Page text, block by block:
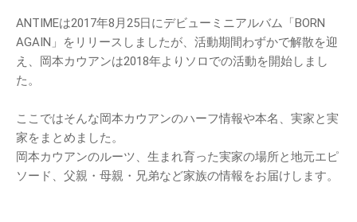
ANTIMEは2017年8月25日にデビューミニアルバム「BORN
AGAIN」をリリースしましたが、活動期間わずかで解散を迎
え、岡本カウアンは2018年よりソロでの活動を開始しまし
た。
ここではそんな岡本カウアンのハーフ情報や本名、実家と実
家をまとめました。
岡本カウアンのルーツ、生まれ育った実家の場所と地元エピ
ソード、父親・母親・兄弟など家族の情報をお届けします。